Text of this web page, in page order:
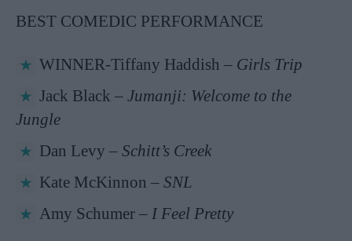
BEST COMEDIC PERFORMANCE
WINNER-Tiffany Haddish – Girls Trip
Jack Black – Jumanji: Welcome to the
Jungle
Dan Levy – Schitt’s Creek
Kate McKinnon – SNL
Amy Schumer – I Feel Pretty